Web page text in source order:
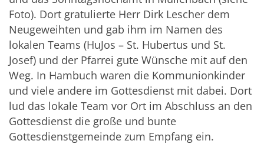
Foto). Dort gratulierte Herr Dirk Lescher dem
Neugeweihten und gab ihm im Namen des
lokalen Teams (HuJos – St. Hubertus und St.
Josef) und der Pfarrei gute Wünsche mit auf den
Weg. In Hambuch waren die Kommunionkinder
und viele andere im Gottesdienst mit dabei. Dort
lud das lokale Team vor Ort im Abschluss an den
Gottesdienst die große und bunte
Gottesdienstgemeinde zum Empfang ein.